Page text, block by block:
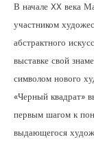
В начале XX века
участником
абстрактного
выставке свой
символом нового
«Черный квадрат»
первым шагом к
выдающегося